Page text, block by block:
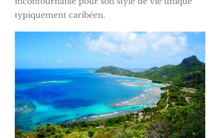
typiquement caribéen.